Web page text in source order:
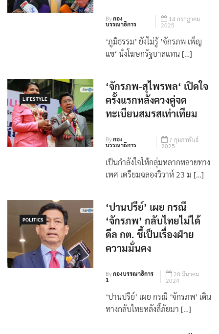
Byกอง
บรรณาธิการ
14 กรกฎาคม
2025
‘ภูมิธรรม’ ยังไม่รู้ ’จักรภพ เพ็ญ
แข‘ นั่งโฆษกรัฐบาลแทน […]
LIFESTYLE
‘จักรภพ-สุไพรพล‘ เปิดใจ
ครั้งแรกหลังควงคู่จด
ทะเบียนสมรสเท่าเทียม
Byกอง
บรรณาธิการ
7 กุมภาพันธ์
2025
เป็นกำลังใจให้กลุ่มหลากหลายทาง
เพศ เตรียมฉลองวิวาห์ 23 ม […]
POLITICS
‘ปานปรีย์’ เผย กรณี
‘จักรภพ’ กลับไทยไม่ได้
ดีล กต. ชี้เป็นเรื่องฝ่าย
ความมั่นคง
Byกองบรรณาธิการ
1
28 มีนาคม
2024
‘ปานปรีย์’ เผย กรณี ‘จักรภพ’ เดิน
ทางกลับไทยหลังลี้ภัยมา […]